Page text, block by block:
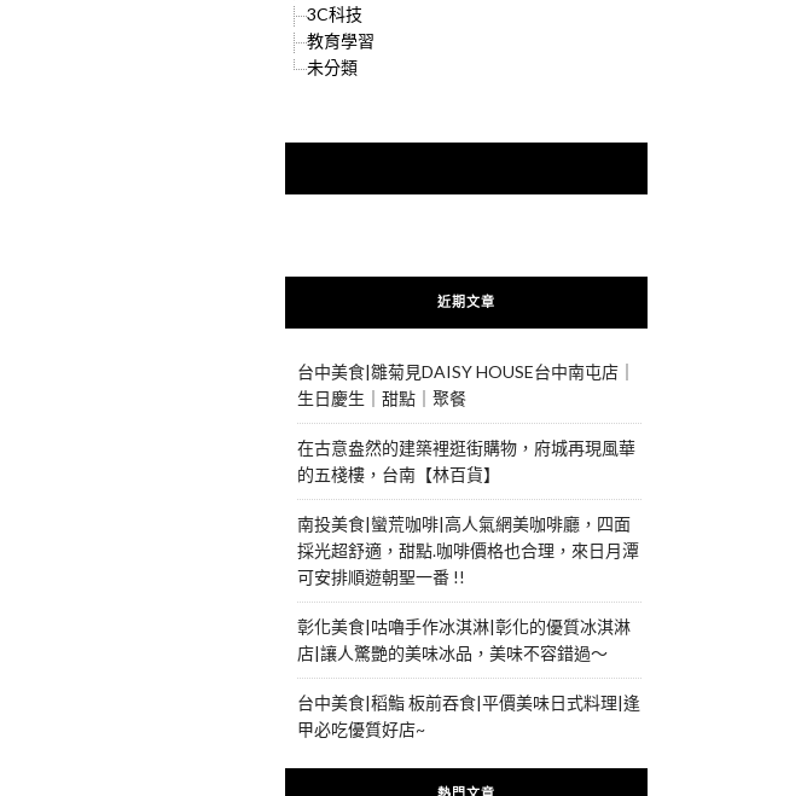
3C科技
教育學習
未分類
近期文章
台中美食|雛菊見DAISY HOUSE台中南屯店｜
生日慶生｜甜點｜聚餐
在古意盎然的建築裡逛街購物，府城再現風華
的五棧樓，台南【林百貨】
南投美食|蠻荒咖啡|高人氣網美咖啡廳，四面
採光超舒適，甜點.咖啡價格也合理，來日月潭
可安排順遊朝聖一番 !!
彰化美食|咕嚕手作冰淇淋|彰化的優質冰淇淋
店|讓人驚艷的美味冰品，美味不容錯過～
台中美食|稻鮨 板前吞食|平價美味日式料理|逢
甲必吃優質好店~